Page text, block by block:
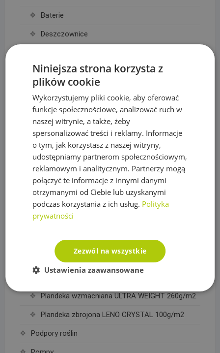
Baterie
Deszczownice
Akcesoria do linii kroplujących
Maty, taśmy ogrodzeniowe i akcesoria
Mikronawadnianie
Narzędzia
Nawozy do trawy
Obrzeża trawnikowe, kraty parkingowe i kotwy
Opryskiwacze
Oświetlenie
Plandeki ochronne
Plandeka wzmacniana GRAY 200g/m2
Plandeka wzmacniana ULTRA WEIGHT 260g/m2
Plandeka zbrojona LENO CRYSTAL 100g/m2
Podpory roślin
Niniejsza strona korzysta z
plików cookie
Wykorzystujemy pliki cookie, aby oferować
funkcje społecznościowe, analizować ruch w
naszej witrynie, a także, żeby
spersonalizować treści i reklamy. Informacje
o tym, jak korzystasz z naszej witryny,
udostępniamy partnerom społecznościowym,
reklamowym i analitycznym. Partnerzy mogą
połączyć te informacje z innymi danymi
otrzymanymi od Ciebie lub uzyskanymi
podczas korzystania z ich usług. Polityka
prywatności
Zezwól na wszystkie
Ustawienia zaawansowane